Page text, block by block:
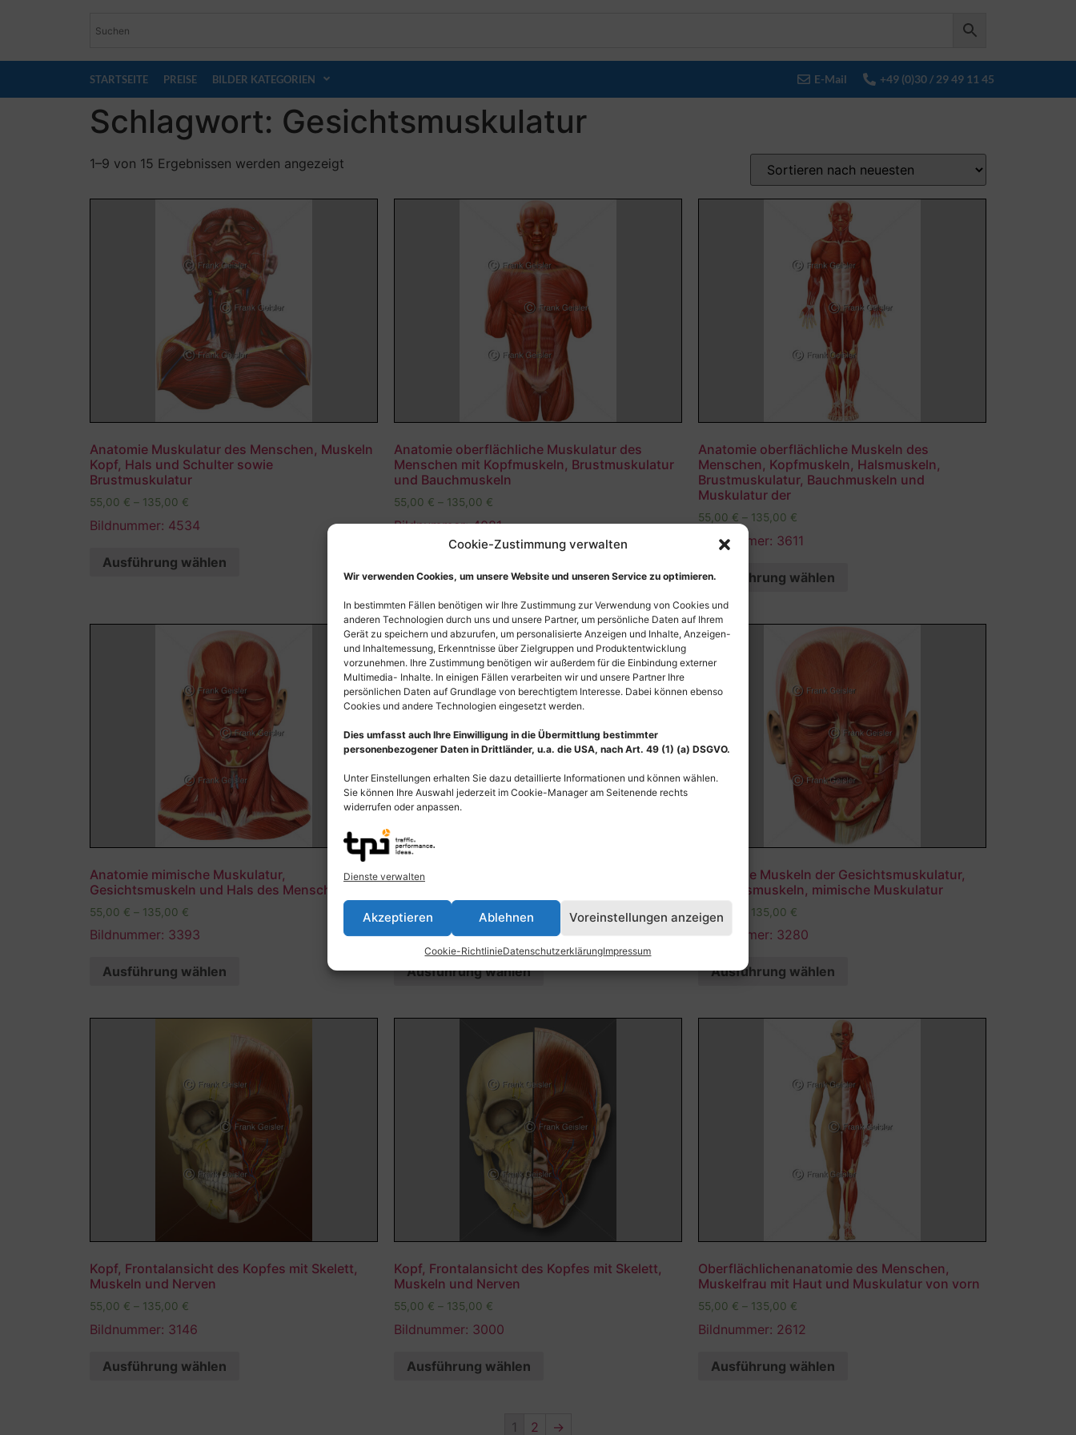
Cookie-Zustimmung verwalten
Wir verwenden Cookies, um unsere Website und unseren Service zu optimieren.
In bestimmten Fällen benötigen wir Ihre Zustimmung zur Verwendung von Cookies und
anderen Technologien durch uns und unsere Partner, um persönliche Daten auf Ihrem
Gerät zu speichern und abzurufen, um personalisierte Anzeigen und Inhalte, Anzeigen-
und Inhaltemessung, Erkenntnisse über Zielgruppen und Produktentwicklung
vorzunehmen. Ihre Zustimmung benötigen wir außerdem für die Einbindung externer
Multimedia- Inhalte. In einigen Fällen verarbeiten wir und unsere Partner Ihre
persönlichen Daten auf Grundlage von berechtigtem Interesse. Dabei können ebenso
Cookies und andere Technologien eingesetzt werden.
Dies umfasst auch Ihre Einwilligung in die Übermittlung bestimmter
personenbezogener Daten in Drittländer, u.a. die USA, nach Art. 49 (1) (a) DSGVO.
Unter Einstellungen erhalten Sie dazu detaillierte Informationen und können wählen.
Sie können Ihre Auswahl jederzeit im Cookie-Manager am Seitenende rechts
widerrufen oder anpassen.
Dienste verwalten
Akzeptieren Ablehnen Voreinstellungen anzeigen
Cookie-RichtlinieDatenschutzerklärungImpressum
STARTSEITE PREISE BILDER KATEGORIEN E-Mail +49 (0)30 / 29 49 11 45
Schlagwort: Gesichtsmuskulatur
1–9 von 15 Ergebnissen werden angezeigt
Anatomie Muskulatur des Menschen, Muskeln
Kopf, Hals und Schulter sowie
Brustmuskulatur
55,00 € – 135,00 €
Bildnummer: 4534
Ausführung wählen
Anatomie oberflächliche Muskulatur des
Menschen mit Kopfmuskeln, Brustmuskulatur
und Bauchmuskeln
55,00 € – 135,00 €
Bildnummer: 4081
Anatomie oberflächliche Muskeln des
Menschen, Kopfmuskeln, Halsmuskeln,
Brustmuskulatur, Bauchmuskeln und
Muskulatur der
55,00 € – 135,00 €
Bildnummer: 3611
Ausführung wählen
Anatomie mimische Muskulatur,
Gesichtsmuskeln und Hals des Menschen
55,00 € – 135,00 €
Bildnummer: 3393
Ausführung wählen
Anatomie Kopf, Schädel und schematische
55,00€ 135,00 €
Bildnummer: 3299
Ausführung wählen
Anatomie Muskeln der Gesichtsmuskulatur,
Gesichtsmuskeln, mimische Muskulatur
55,00 135,00 €
Bildnummer: 3280
Ausführung wählen
Kopf, Frontalansicht des Kopfes mit Skelett,
Muskeln und Nerven
55,00 € – 135,00 €
Bildnummer: 3146
Ausführung wählen
Kopf, Frontalansicht des Kopfes mit Skelett,
Muskeln und Nerven
55,00 € – 135,00 €
Bildnummer: 3000
Ausführung wählen
Oberflächlichenanatomie des Menschen,
Muskelfrau mit Haut und Muskulatur von vorn
55,00 € – 135,00 €
Bildnummer: 2612
Ausführung wählen
1 2 →